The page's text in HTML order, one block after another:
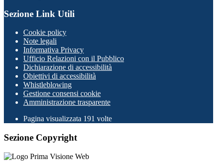
Sezione Link Utili
Cookie policy
Note legali
Informativa Privacy
Ufficio Relazioni con il Pubblico
Dichiarazione di accessibilità
Obiettivi di accessibilità
Whistleblowing
Gestione consensi cookie
Amministrazione trasparente
Pagina visualizzata 191 volte
Sezione Copyright